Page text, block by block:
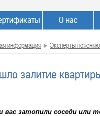
О нас
информация Эксперты
залитие
вас затопили соседи или